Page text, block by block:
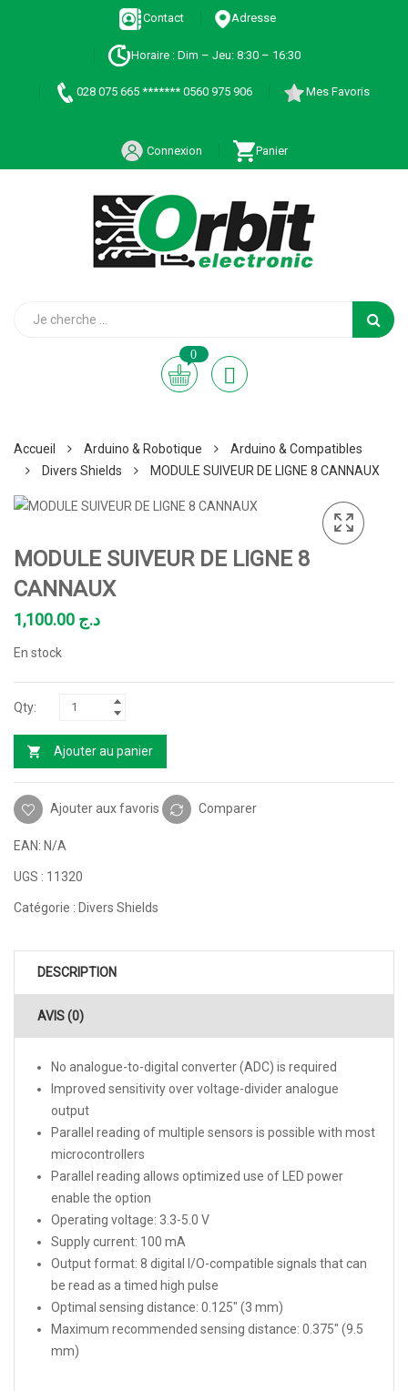
Contact Adresse
Horaire : Dim – Jeu: 8:30 – 16:30
028 075 665 ******* 0560 975 906 Mes Favoris
Connexion Panier
0
Accueil Arduino & Robotique
Arduino & Compatibles
Divers Shields
MODULE SUIVEUR DE LIGNE 8 CANNAUX
MODULE SUIVEUR DE LIGNE 8
CANNAUX
د.ج
En stock
Ajouter au panier
Ajouter aux favoris Comparer
EAN: N/A
UGS : 11320
Catégorie : Divers Shields
DESCRIPTION
AVIS (0)
No analogue-to-digital converter (ADC) is required
Improved sensitivity over voltage-divider analogue
output
Parallel reading of multiple sensors is possible with most
microcontrollers
Parallel reading allows optimized use of LED power
enable the option
Operating voltage: 3.3-5.0 V
Supply current: 100 mA
Output format: 8 digital I/O-compatible signals that can
be read as a timed high pulse
Optimal sensing distance: 0.125″ (3 mm)
Maximum recommended sensing distance: 0.375″ (9.5
mm)